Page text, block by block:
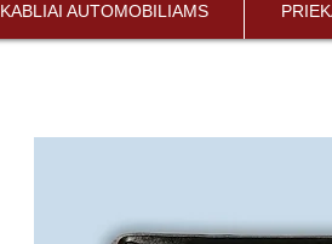
KABLIAI AUTOMOBILIAMS